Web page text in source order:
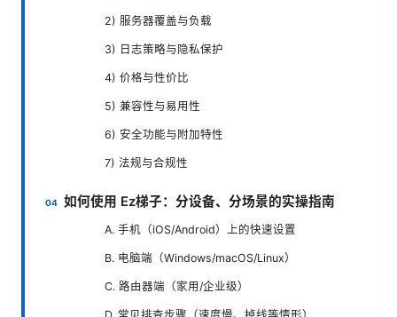
2) 服务器覆盖与负载
3) 日志策略与隐私保护
4) 价格与性价比
5) 兼容性与易用性
6) 安全功能与附加特性
7) 法规与合规性
如何使用 Ez梯子：分设备、分场景的实操指南
A. 手机（iOS/Android）上的快速设置
B. 电脑端（Windows/macOS/Linux）
C. 路由器端（家用/企业级）